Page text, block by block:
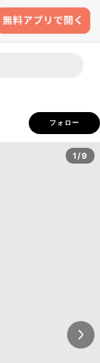
フォロー
1/9